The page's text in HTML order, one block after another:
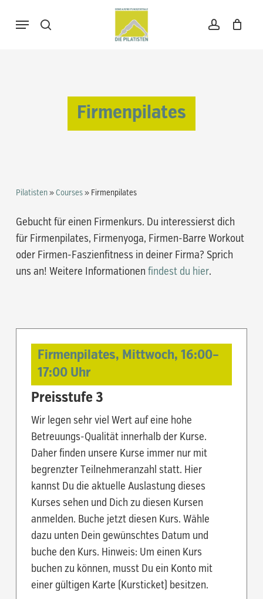
search account
Menu
Warenkorb
Close
Firmenpilates
Pilatisten» Courses» Firmenpilates
Gebucht für einen Firmenkurs. Du interessierst dich
für Firmenpilates, Firmenyoga, Firmen-Barre Workout
oder Firmen-Faszienfitness in deiner Firma? Sprich
uns an! Weitere Informationen findest du hier.
Firmenpilates, Mittwoch,16:00–
17:00 Uhr
Preisstufe 3
Wir legen sehr viel Wert auf eine hohe
Betreuungs-Qualität innerhalb der Kurse.
Daher finden unsere Kurse immer nur mit
begrenzter Teilnehmeranzahl statt. Hier
kannst Du die aktuelle Auslastung dieses
Kurses sehen und Dich zu diesen Kursen
anmelden. Buche jetzt diesen Kurs. Wähle
dazu unten Dein gewünschtes Datum und
buche den Kurs. Hinweis: Um einen Kurs
buchen zu können, musst Du ein Konto mit
einer gültigen Karte (Kursticket) besitzen.